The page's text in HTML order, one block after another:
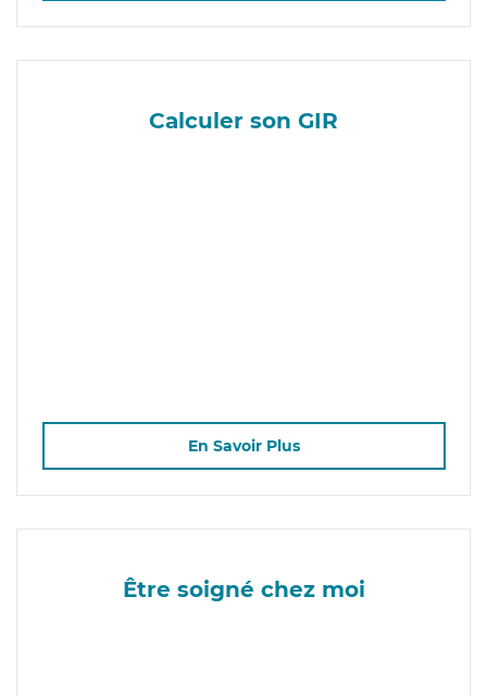
Calculer son GIR
En Savoir Plus
Être soigné chez moi